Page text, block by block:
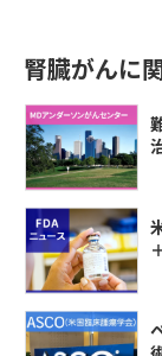
腎臓がんに